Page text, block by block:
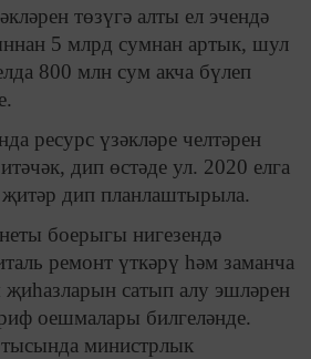
төзүгә алты ел эчендә
5 млрд сумнан артык, шул
800 млн сум акча бүлеп
ресурс үзәкләре челтәрен
дип өстәде ул. 2020 елга
дип планлаштырыла.
боерыгы нигезендә
ремонт үткәрү һәм заманча
җиһазларын сатып алу эшләрен
оешмалары билгеләнде.
министрлык